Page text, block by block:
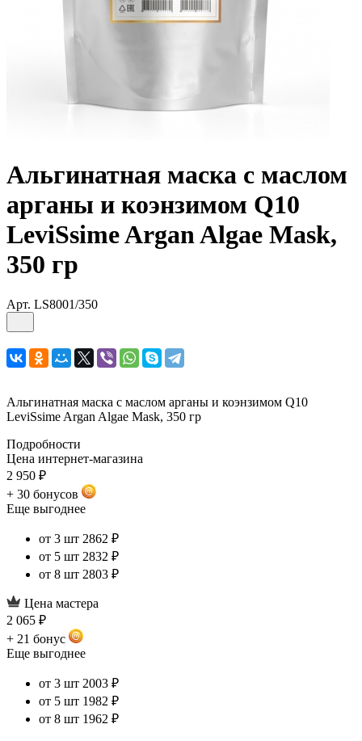
Альгинатная маска с маслом
арганы и коэнзимом Q10
LeviSsime Argan Algae Mask,
350 гр
Арт. LS8001/350
Альгинатная маска с маслом арганы и коэнзимом Q10
LeviSsime Argan Algae Mask, 350 гр
Подробности
Цена интернет-магазина
2 950 ₽
+ 30 бонусов
Еще выгоднее
от 3 шт 2862 ₽
от 5 шт 2832 ₽
от 8 шт 2803 ₽
Цена мастера
2 065 ₽
+ 21 бонус
Еще выгоднее
от 3 шт 2003 ₽
от 5 шт 1982 ₽
от 8 шт 1962 ₽